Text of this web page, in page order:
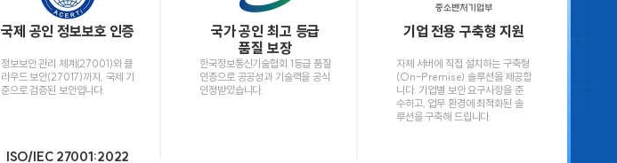
국제 공인 정보보호 인증
정보보안 관리 체계(27001)와 클
라우드 보안(27017)까지, 국제 기
준으로 검증된 보안입니다.
ISO/IEC 27001:2022
국가 공인 최고 등급
품질 보장
한국정보통신기술협회 1등급 품질
인증으로 공공성과 기술력을 공식
인정받았습니다.
기업 전용 구축형 지원
자체 서버에 직접 설치하는 구축형
(On-Premise) 솔루션을 제공합
니다. 기업별 보안 요구사항을 준
수하고, 업무 환경에 최적화된 솔
루션을 구축해 드립니다.